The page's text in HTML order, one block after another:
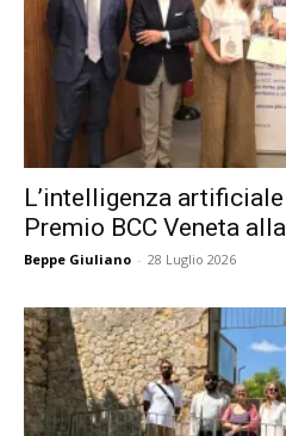
L’intelligenza
Premio BCC Veneta
Beppe Giuliano - 28 Luglio 2026